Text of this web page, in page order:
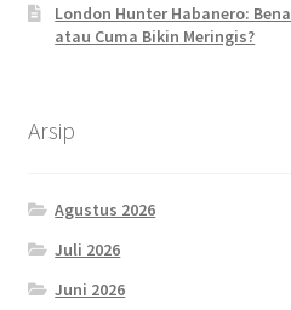
London Hunter Habanero:
atau Cuma Bikin Meringis?
Arsip
Agustus 2026
Juli 2026
Juni 2026